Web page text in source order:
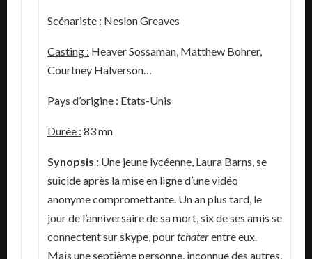
Scénariste : Neslon Greaves
Casting : Heaver Sossaman, Matthew Bohrer,
Courtney Halverson…
Pays d’origine : Etats-Unis
Durée : 83 mn
Synopsis : Une jeune lycéenne, Laura Barns, se
suicide après la mise en ligne d’une vidéo
anonyme compromettante. Un an plus tard, le
jour de l’anniversaire de sa mort, six de ses amis se
connectent sur skype, pourtchaterentre eux.
Mais une septième personne, inconnue des autres,